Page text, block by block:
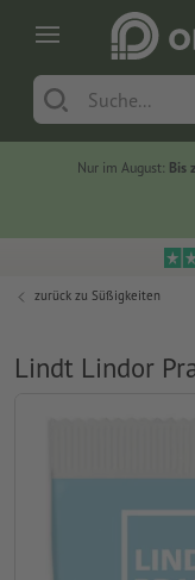
Nur im August: Bis
zurück zu Süßigkeiten
Lindt Lindor